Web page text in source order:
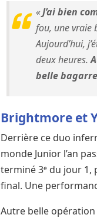
«J’ai bien
fou, une vraie
Aujourd’hui,
deux heures.
belle
Brightmore et
Derrière ce duo
monde Junior l’an
terminé 3ᵉ du jour 1,
final. Une
Autre belle